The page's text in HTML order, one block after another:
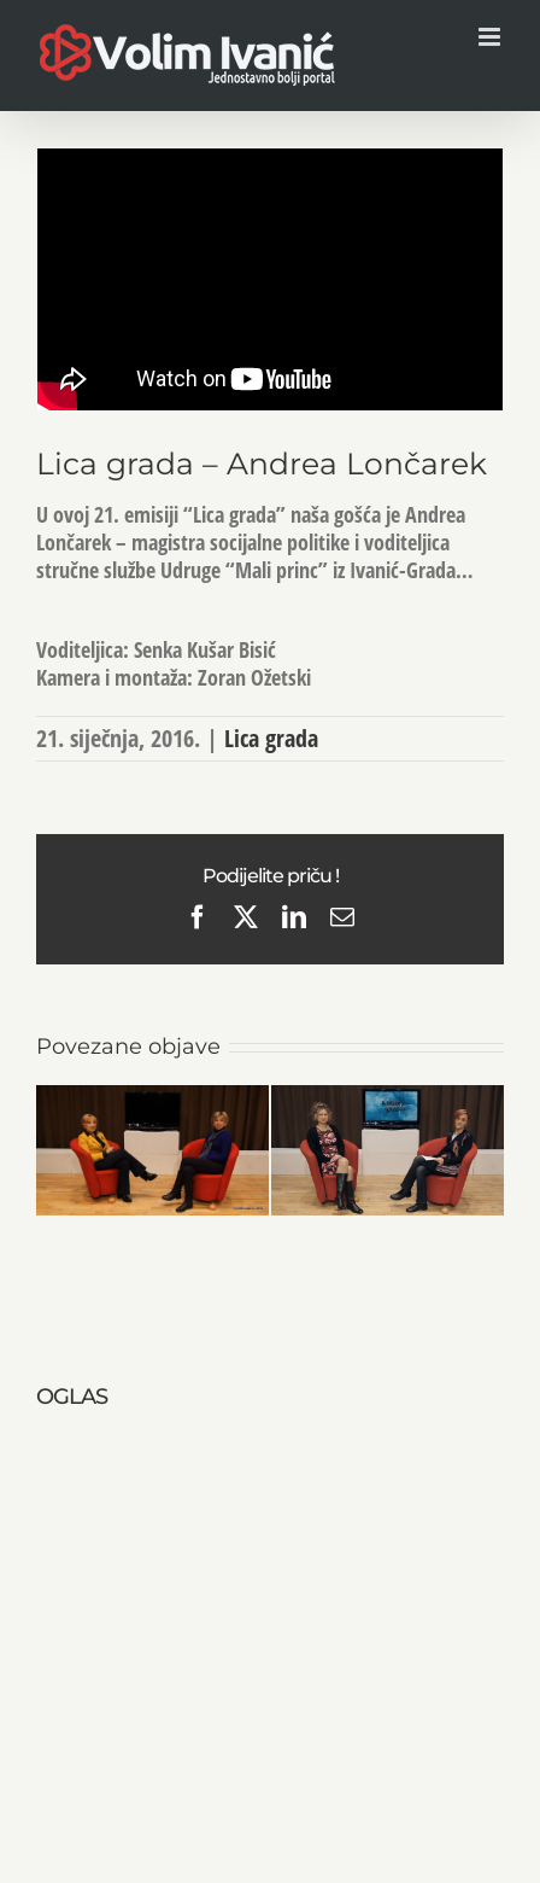
content
Lica grada – Andrea Lončarek
U ovoj 21. emisiji “Lica grada” naša gošća je Andrea
Lončarek – magistra socijalne politike i voditeljica
stručne službe Udruge “Mali princ” iz Ivanić-Grada…
Voditeljica: Senka Kušar Bisić
Kamera i montaža: Zoran Ožetski
21. siječnja, 2016. | Lica grada
Podijelite priču !
FacebookLinkedIn
Email
Povezane objave
OGLAS